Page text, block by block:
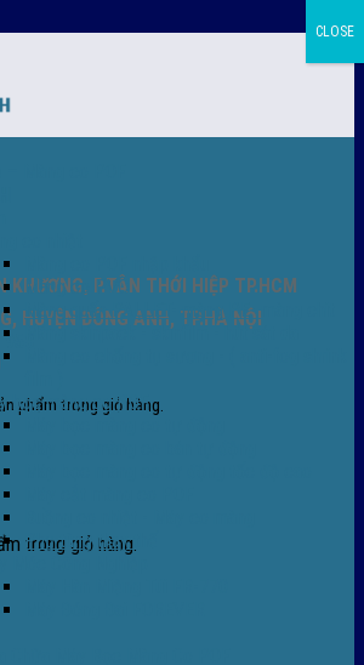
KHƯƠNG, P.TÂN THỚI HIỆP TP.HCM
HUYỆN ĐÔNG ANH, TP.HÀ NỘI
phẩm trong giỏ hàng.
trong giỏ hàng.
Màng co POF
Màng co PVC
Màng quấn PALLET- màng PE- màng chit
Màng skinpack - skinfilm - hút sát da
bọc màng co POF
Phụ tùng thay thế
CLOSE